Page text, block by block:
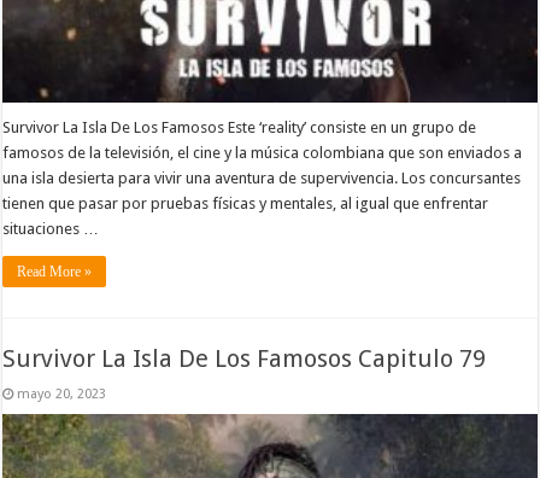
Survivor La Isla De Los Famosos Este ‘reality’ consiste en un grupo de
famosos de la televisión, el cine y la música colombiana que son enviados a
una isla desierta para vivir una aventura de supervivencia. Los concursantes
tienen que pasar por pruebas físicas y mentales, al igual que enfrentar
situaciones …
Read More »
Survivor La Isla De Los Famosos Capitulo 79
mayo 20, 2023